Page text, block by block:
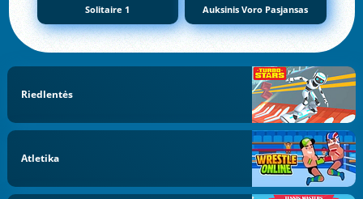
Solitaire 1 Auksinis Voro Pasjansas
Riedlentės
Atletika